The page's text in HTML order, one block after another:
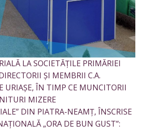
LA SOCIETĂȚILE PRIMĂRIEI
ȘI MEMBRII C.A.
URIAȘE, ÎN TIMP CE MUNCITORII
MIZERE
DIN PIATRA-NEAMȚ, ÎNSCRISE
„ORA DE BUN GUST”: